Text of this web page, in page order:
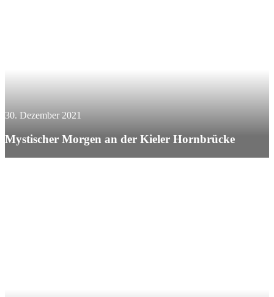
30. Dezember 2021
Mystischer Morgen an der Kieler Hornbrücke